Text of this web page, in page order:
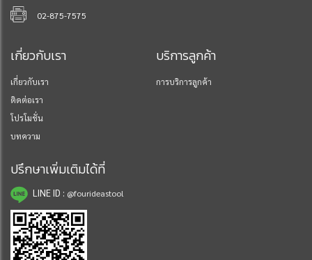
02-875-7575
เกี่ยวกับเรา
เกี่ยวกับเรา
ติดต่อเรา
โปรโมชั่น
บทความ
บริการลูกค้า
การบริการลูกค้า
ปรึกษาเพิ่มเติมได้ที่
LINE ID : @fourideastool